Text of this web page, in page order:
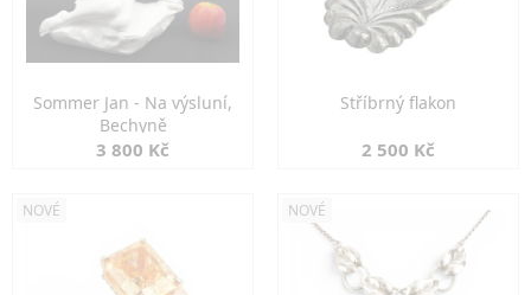
Sommer Jan - Na výsluní,
Bechyně
3 800 Kč
Stříbrný flakon
2 500 Kč
NOVÉ NOVÉ